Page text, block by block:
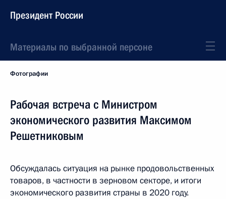
Президент России
Материалы по выбранной персоне
Фотографии
Рабочая встреча с Министром
экономического развития Максимом
Решетниковым
Обсуждалась ситуация на рынке продовольственных
товаров, в частности в зерновом секторе, и итоги
экономического развития страны в 2020 году.